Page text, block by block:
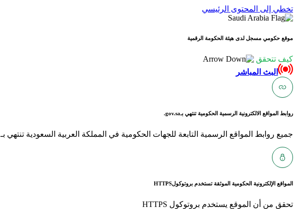
تخطي إلى المحتوى الرئيسي
موقع حكومي مسجل لدى هيئة الحكومة الرقمية
كيف تتحقق
البث المباشر
روابط المواقع الالكترونية الرسمية الحكومية تنتهي بـgov.sa.
جميع روابط المواقع الرسمية التابعة للجهات الحكومية في المملكة العربية السعودية تنتهي بـ gov.sa
المواقع الإلكترونية الحكومية الموثقة تستخدم بروتوكولHTTPS
تحقق من أن الموقع يستخدم بروتوكول HTTPS